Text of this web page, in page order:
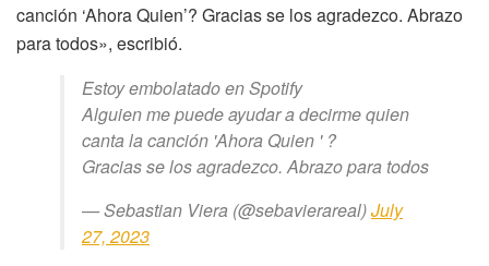
canción ‘Ahora Quien’? Gracias se los agradezco. Abrazo
para todos», escribió.
Estoy embolatado en Spotify
Alguien me puede ayudar a decirme quien
canta la canción 'Ahora Quien ' ?
Gracias se los agradezco. Abrazo para todos
— Sebastian Viera (@sebavierareal)July
27, 2023